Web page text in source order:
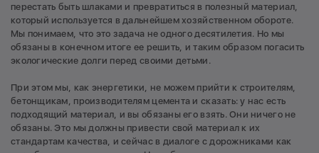
перестать быть шлаками и превратиться в полезный материал,
который используется в дальнейшем хозяйственном обороте.
Мы понимаем, что это задача не одного десятилетия. Но мы
обязаны в конечном итоге ее решить, и таким образом погасить
экологические долги перед своими детьми.
При этом мы, как энергетики, не можем прийти к строителям,
бетонщикам, производителям цемента и сказать: у нас есть
подходящий материал, и вы обязаны его взять. Они ничего не
обязаны. Это мы должны привести свой материал к их
стандартам качества, и сейчас в диалоге с дорожниками как